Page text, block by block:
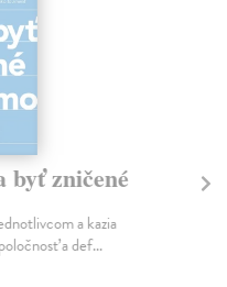
byť zničené
a kazia
a def...